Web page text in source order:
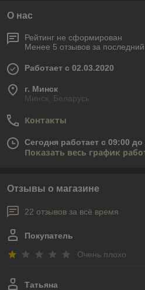
О нас
Рейтинг не сформирован
Менее 5 отзывов за последний
Работает с 02.03.2020
г. Минск
Минск, Беларусь
Контакты
Сегодня работает с 09:00 до
Показать весь график
Отзывы о магазине
22 отзывов за всё время
Покупатель
Очень плохо
Татьяна